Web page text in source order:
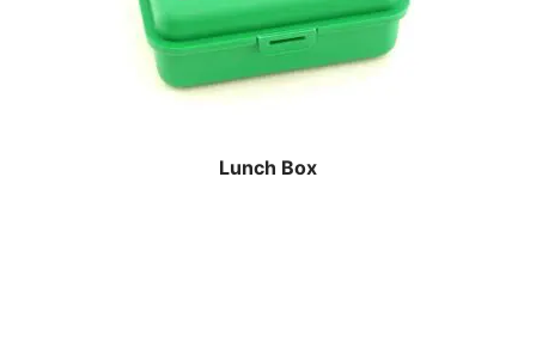
Lunch Box